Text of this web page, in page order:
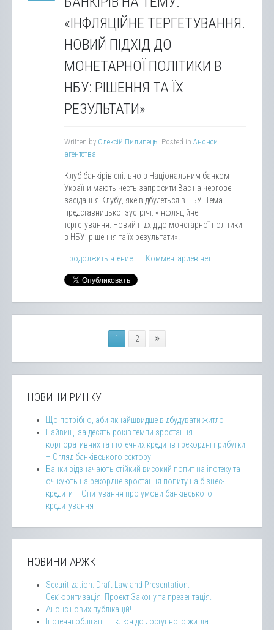
«ІНФЛЯЦІЙНЕ ТЕРГЕТУВАННЯ.
НОВИЙ ПІДХІД ДО
МОНЕТАРНОЇ ПОЛІТИКИ В
НБУ: РІШЕННЯ ТА ЇХ
РЕЗУЛЬТАТИ»
Written by Олексій Пилипець . Posted in Анонси
агентства
Клуб банкірів спільно з Національним банком
України мають честь запросити Вас на чергове
засідання Клубу, яке відбудеться в НБУ. Тема
представницької зустрічі: «Інфляційне
тергетування. Новий підхід до монетарної політики
в НБУ: рішення та їх результати».
Продолжить чтение Комментариев нет
1 2
НОВИНИ РИНКУ
Що потрібно, аби якнайшвидше відбудувати житло
Найвищі за десять років темпи зростання
корпоративних та іпотечних кредитів і рекордні прибутки
– Огляд банківського сектору
Банки відзначають стійкий високий попит на іпотеку та
очікують на рекордне зростання попиту на бізнес-
кредити – Опитування про умови банківського
кредитування
НОВИНИ АРЖК
Securitization: Draft Law and Presentation.
Сек’юритизація: Проект Закону та презентація.
Анонс нових публікацій!
Іпотечні облігації — ключ до доступного житла